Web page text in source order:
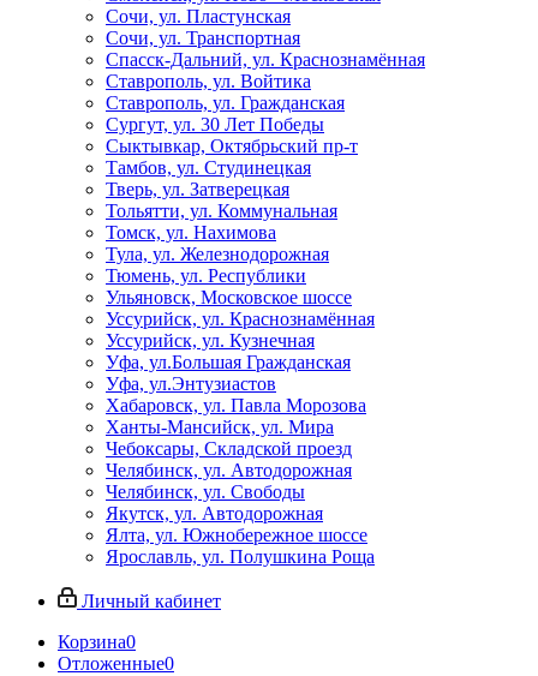
Сочи, ул. Пластунская
Сочи, ул. Транспортная
Спасск-Дальний, ул. Краснознамённая
Ставрополь, ул. Войтика
Ставрополь, ул. Гражданская
Сургут, ул. 30 Лет Победы
Сыктывкар, Октябрьский пр-т
Тамбов, ул. Студинецкая
Тверь, ул. Затверецкая
Тольятти, ул. Коммунальная
Томск, ул. Нахимова
Тула, ул. Железнодорожная
Тюмень, ул. Республики
Ульяновск, Московское шоссе
Уссурийск, ул. Краснознамённая
Уссурийск, ул. Кузнечная
Уфа, ул.Большая Гражданская
Уфа, ул.Энтузиастов
Хабаровск, ул. Павла Морозова
Ханты-Мансийск, ул. Мира
Чебоксары, Складской проезд
Челябинск, ул. Автодорожная
Челябинск, ул. Свободы
Якутск, ул. Автодорожная
Ялта, ул. Южнобережное шоссе
Ярославль, ул. Полушкина Роща
Личный кабинет
Корзина0
Отложенные0